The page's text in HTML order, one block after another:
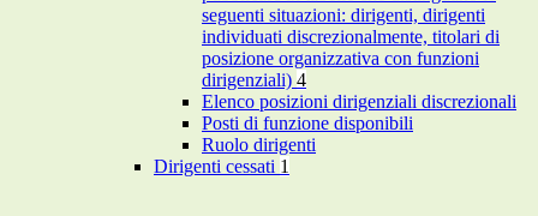
seguenti situazioni: dirigenti, dirigenti
individuati discrezionalmente, titolari di
posizione organizzativa con funzioni
dirigenziali) 4
Elenco posizioni dirigenziali discrezionali
Posti di funzione disponibili
Ruolo dirigenti
Dirigenti cessati 1